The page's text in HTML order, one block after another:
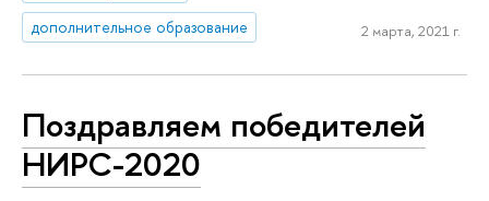
дополнительное образование
2 марта, 2021 г.
Поздравляем победителей
НИРС-2020